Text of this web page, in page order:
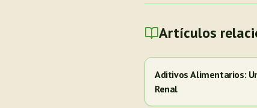
Artículos
Aditivos Alimentarios:
Renal